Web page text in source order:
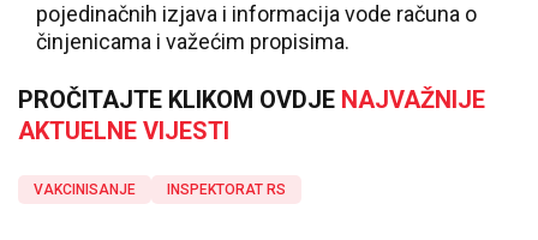
pojedinačnih izjava i informacija vode računa o
činjenicama i važećim propisima.
PROČITAJTE KLIKOM OVDJE NAJVAŽNIJE
AKTUELNE VIJESTI
VAKCINISANJE INSPEKTORAT RS